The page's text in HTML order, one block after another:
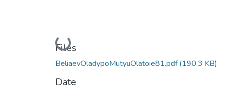
Loading...
Files
BeliaevOladypoMutyuOlatoie81.pdf(190.3 KB)
Date